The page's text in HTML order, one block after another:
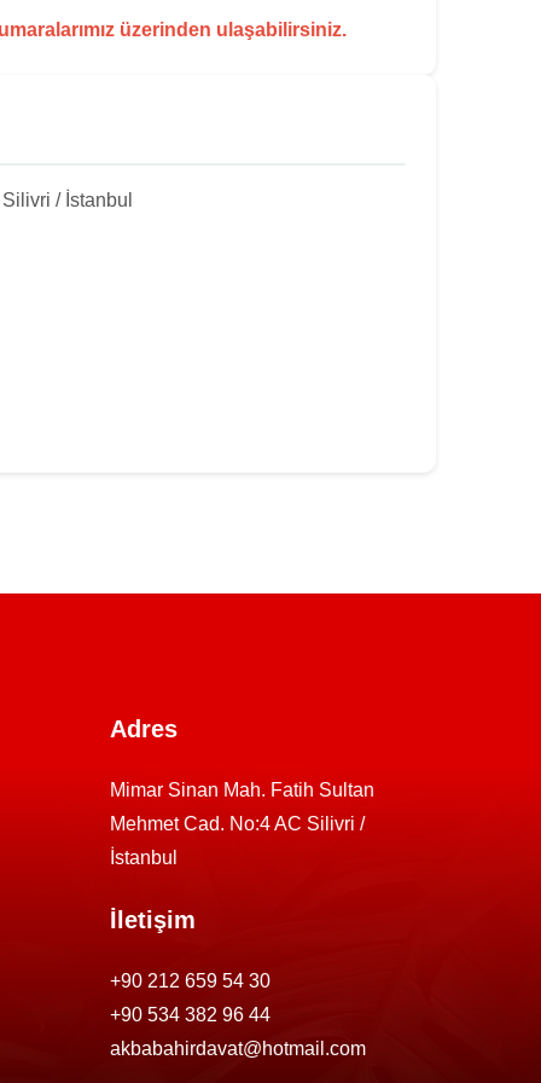
üzerinden ulaşabilirsiniz.
/ İstanbul
Adres
Mimar Sinan Mah. Fatih Sultan
Mehmet Cad. No:4 AC Silivri /
İstanbul
İletişim
+90 212 659 54 30
+90 534 382 96 44
akbabahirdavat@hotmail.com